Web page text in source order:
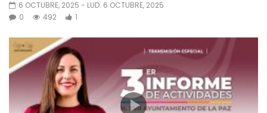
6 OCTUBRE, 2025 - LUD: 6 OCTUBRE, 2025
0
492 1